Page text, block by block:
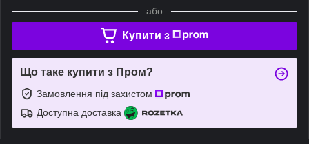
або
Купити з
Що таке купити з Пром?
Замовлення під захистом
Доступна доставка